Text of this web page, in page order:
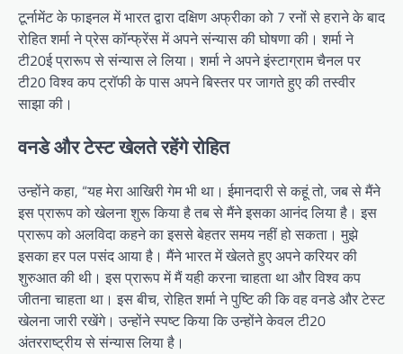
टूर्नामेंट के फाइनल में भारत द्वारा दक्षिण अफ्रीका को 7 रनों से हराने के बाद
रोहित शर्मा ने प्रेस कॉन्फ्रेंस में अपने संन्यास की घोषणा की। शर्मा ने
टी20ई प्रारूप से संन्यास ले लिया। शर्मा ने अपने इंस्टाग्राम चैनल पर
टी20 विश्व कप ट्रॉफी के पास अपने बिस्तर पर जागते हुए की तस्वीर
साझा की।
वनडे और टेस्ट खेलते रहेंगे रोहित
उन्होंने कहा, “यह मेरा आखिरी गेम भी था। ईमानदारी से कहूं तो, जब से मैंने
इस प्रारूप को खेलना शुरू किया है तब से मैंने इसका आनंद लिया है। इस
प्रारूप को अलविदा कहने का इससे बेहतर समय नहीं हो सकता। मुझे
इसका हर पल पसंद आया है। मैंने भारत में खेलते हुए अपने करियर की
शुरुआत की थी। इस प्रारूप में मैं यही करना चाहता था और विश्व कप
जीतना चाहता था। इस बीच, रोहित शर्मा ने पुष्टि की कि वह वनडे और टेस्ट
खेलना जारी रखेंगे। उन्होंने स्पष्ट किया कि उन्होंने केवल टी20
अंतरराष्ट्रीय से संन्यास लिया है।